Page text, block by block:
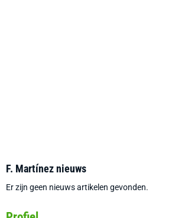
F. Martínez nieuws
Er zijn geen nieuws artikelen gevonden.